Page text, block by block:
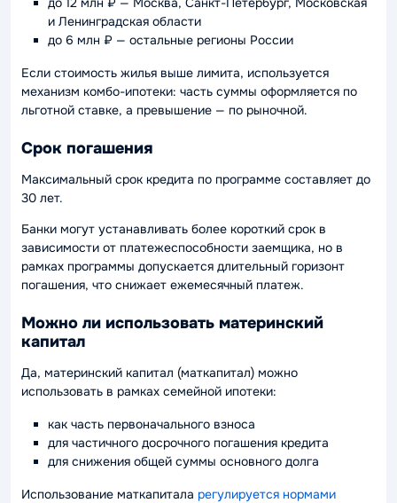
и Ленинградская области
до 6 млн ₽ — остальные регионы России
Если стоимость жилья выше лимита, используется
механизм комбо-ипотеки: часть суммы оформляется по
льготной ставке, а превышение — по рыночной.
Срок погашения
Максимальный срок кредита по программе составляет до
30 лет.
Банки могут устанавливать более короткий срок в
зависимости от платежеспособности заемщика, но в
рамках программы допускается длительный горизонт
погашения, что снижает ежемесячный платеж.
Можно ли использовать материнский
капитал
Да, материнский капитал (маткапитал) можно
использовать в рамках семейной ипотеки:
как часть первоначального взноса
для частичного досрочного погашения кредита
для снижения общей суммы основного долга
Использование маткапитала регулируется нормами